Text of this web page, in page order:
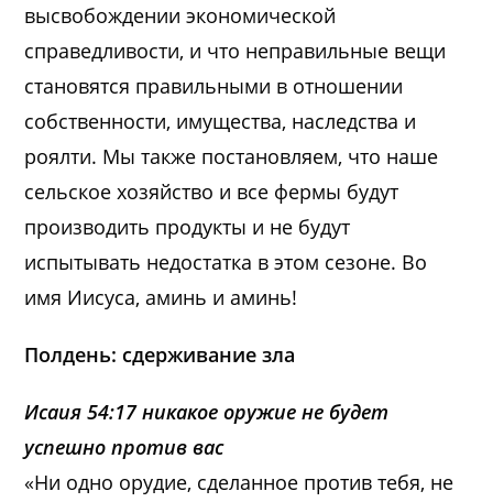
высвобождении экономической
справедливости, и что неправильные вещи
становятся правильными в отношении
собственности, имущества, наследства и
роялти. Мы также постановляем, что наше
сельское хозяйство и все фермы будут
производить продукты и не будут
испытывать недостатка в этом сезоне. Во
имя Иисуса, аминь и аминь!
Полдень: сдерживание зла
Исаия 54:17 никакое оружие не будет
успешно против вас
«Ни одно орудие, сделанное против тебя, не